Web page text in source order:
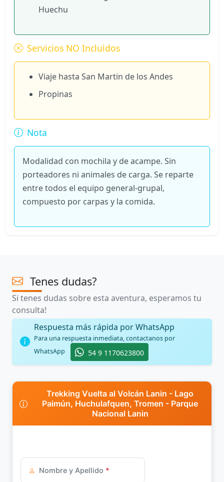
Huechu
Servicios NO Incluidos
Viaje hasta San Martin de los Andes
Propinas
Nota
Modalidad con mochila y de acampe. Sin
porteadores ni animales de carga. Se reparte
entre todos el equipo general-grupal,
compuesto por carpas y la comida.
Tenes dudas?
Si tenes dudas sobre esta aventura, esperamos tu
consulta!
Respuesta más rápida por WhatsApp
Para una respuesta inmediata, contactanos por
WhatsApp
54 9 1170623800
Trekking Vuelta al Volcán Lanin - Lago
Paimún, Huchulafquen, Tromen - Parque
Nacional Lanin
Nombre y Apellido *